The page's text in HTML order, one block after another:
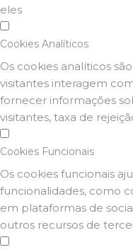
eles
Cookies Analíticos
Os cookies analíticos
visitantes interagem
fornecer informações
visitantes, taxa de
Cookies Funcionais
Os cookies funcionais
funcionalidades, como
em plataformas de
outros recursos de